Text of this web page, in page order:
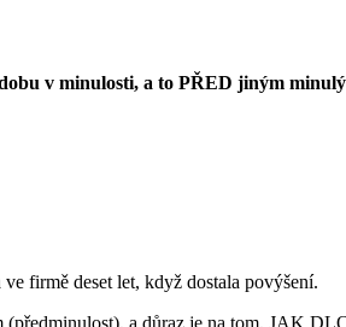
v minulosti, a to PŘED jiným
ve firmě deset let, když dostala povýšení.
(předminulost), a důraz je na tom, JAK